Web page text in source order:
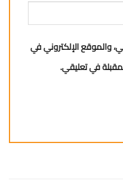
والموقع الإلكتروني في
في تعليقي.